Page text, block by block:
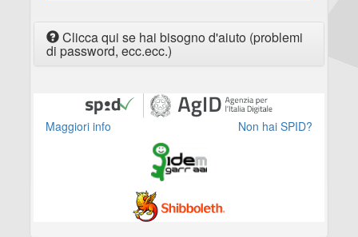
Clicca qui se hai bisogno d'aiuto (problemi
di password, ecc.ecc.)
Maggiori info Non hai SPID?